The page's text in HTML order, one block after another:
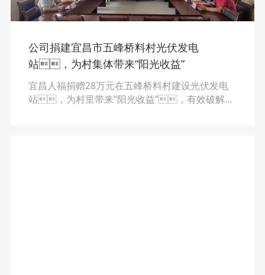
公司捐建宜昌市五峰桥料村光伏发电
站，为村集体带来“阳光收益”
宜昌人福捐赠28万元在五峰桥料村建设光伏发电
站，为村里带来“阳光收益”，有效破解了